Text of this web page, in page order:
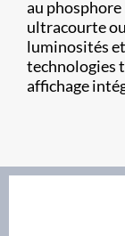
au
ultracourte
luminosités
technologies
affichage